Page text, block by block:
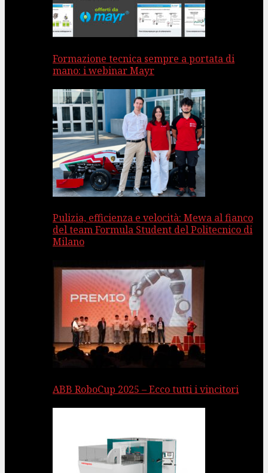
Formazione tecnica sempre a portata di
mano: i webinar Mayr
Pulizia, efficienza e velocità: Mewa al fianco
del team Formula Student del Politecnico di
Milano
ABB RoboCup 2025 – Ecco tutti i vincitori